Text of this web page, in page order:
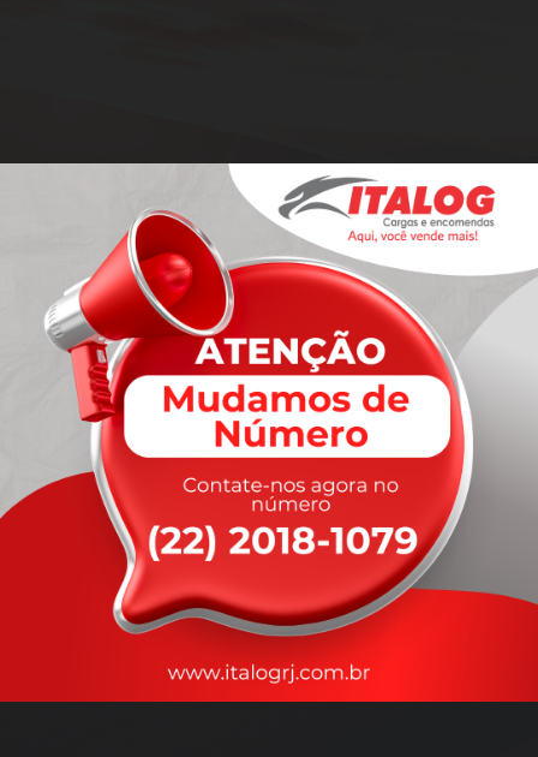
rapidez
que você precisa,
com a qualidade que vocêmerece.
Nossos motoristas são treinados para garantir a máxima
durante o transporte, com rastreamento em tempo real.